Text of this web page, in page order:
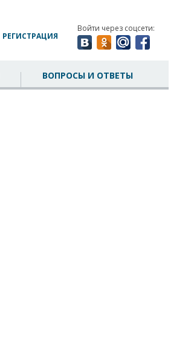
РЕГИСТРАЦИЯ
Войти через соцсети:
ВОПРОСЫ И ОТВЕТЫ